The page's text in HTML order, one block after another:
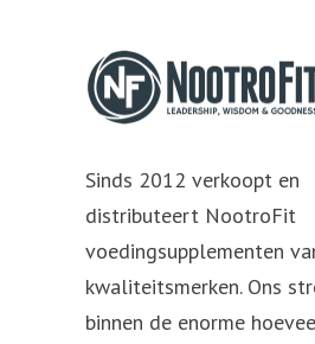
Sinds 2012 verkoopt en
distributeert NootroFit
voedingsupplementen
kwaliteitsmerken. Ons
binnen de enorme